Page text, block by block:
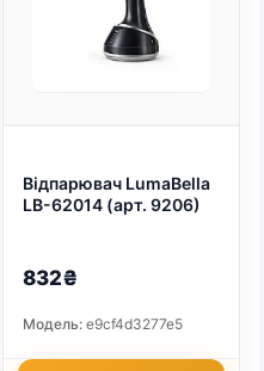
Відпарювач LumaBella
LB-62014 (арт. 9206)
832₴
Модель: e9cf4d3277e5